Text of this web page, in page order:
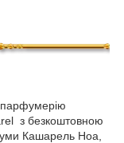
з безкоштовною
Кашарель Ноа,